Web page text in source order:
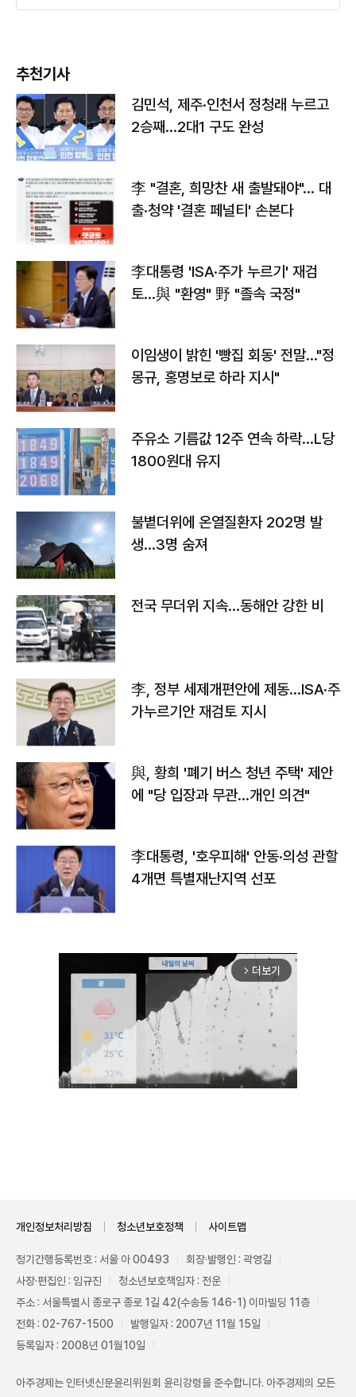
추천기사
김민석, 제주·인천서 정청래 누르고
2승째…2대1 구도 완성
李 "결혼, 희망찬 새 출발돼야"… 대
출·청약 '결혼 페널티' 손본다
李대통령 'ISA·주가 누르기' 재검
토…與 "환영" 野 "졸속 국정"
이임생이 밝힌 '빵집 회동' 전말…"정
몽규, 홍명보로 하라 지시"
주유소 기름값 12주 연속 하락…L당
1800원대 유지
불볕더위에 온열질환자 202명 발
생…3명 숨져
전국 무더위 지속…동해안 강한 비
李, 정부 세제개편안에 제동…ISA·주
가누르기안 재검토 지시
與, 황희 '폐기 버스 청년 주택' 제안
에 "당 입장과 무관…개인 의견"
李대통령, '호우피해' 안동·의성 관할
4개면 특별재난지역 선포
arrow_forward_ios 더보기
개인정보처리방침 청소년보호정책 사이트맵
정기간행등록번호 : 서울 아 00493
회장·발행인 : 곽영길
사장·편집인 : 임규진
청소년보호책임자 : 전운
주소 : 서울특별시 종로구 종로 1길 42(수송동 146-1) 이마빌딩 11층
전화 : 02-767-1500
발행일자 : 2007년 11월 15일
등록일자 : 2008년 01월10일
아주경제는 인터넷신문윤리위원회 윤리강령을 준수합니다. 아주경제의 모든